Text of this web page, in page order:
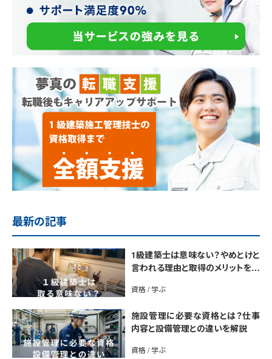
最新の記事
1級建築士は意味ない？やめとけと
言われる理由と取得のメリットを解
資格 / 学ぶ
施設管理に必要な資格とは？仕事
内容と設備管理との違いを解説
資格 / 学ぶ